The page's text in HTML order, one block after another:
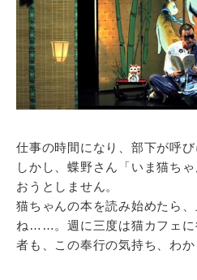
仕事の時間になり、部下が呼び
しかし、蝶野さん「いま猫ち
おうとしません。
猫ちゃんの本を読み始めたら
ね……。週に三度は猫カフェに
者も、この奉行の気持ち、わ